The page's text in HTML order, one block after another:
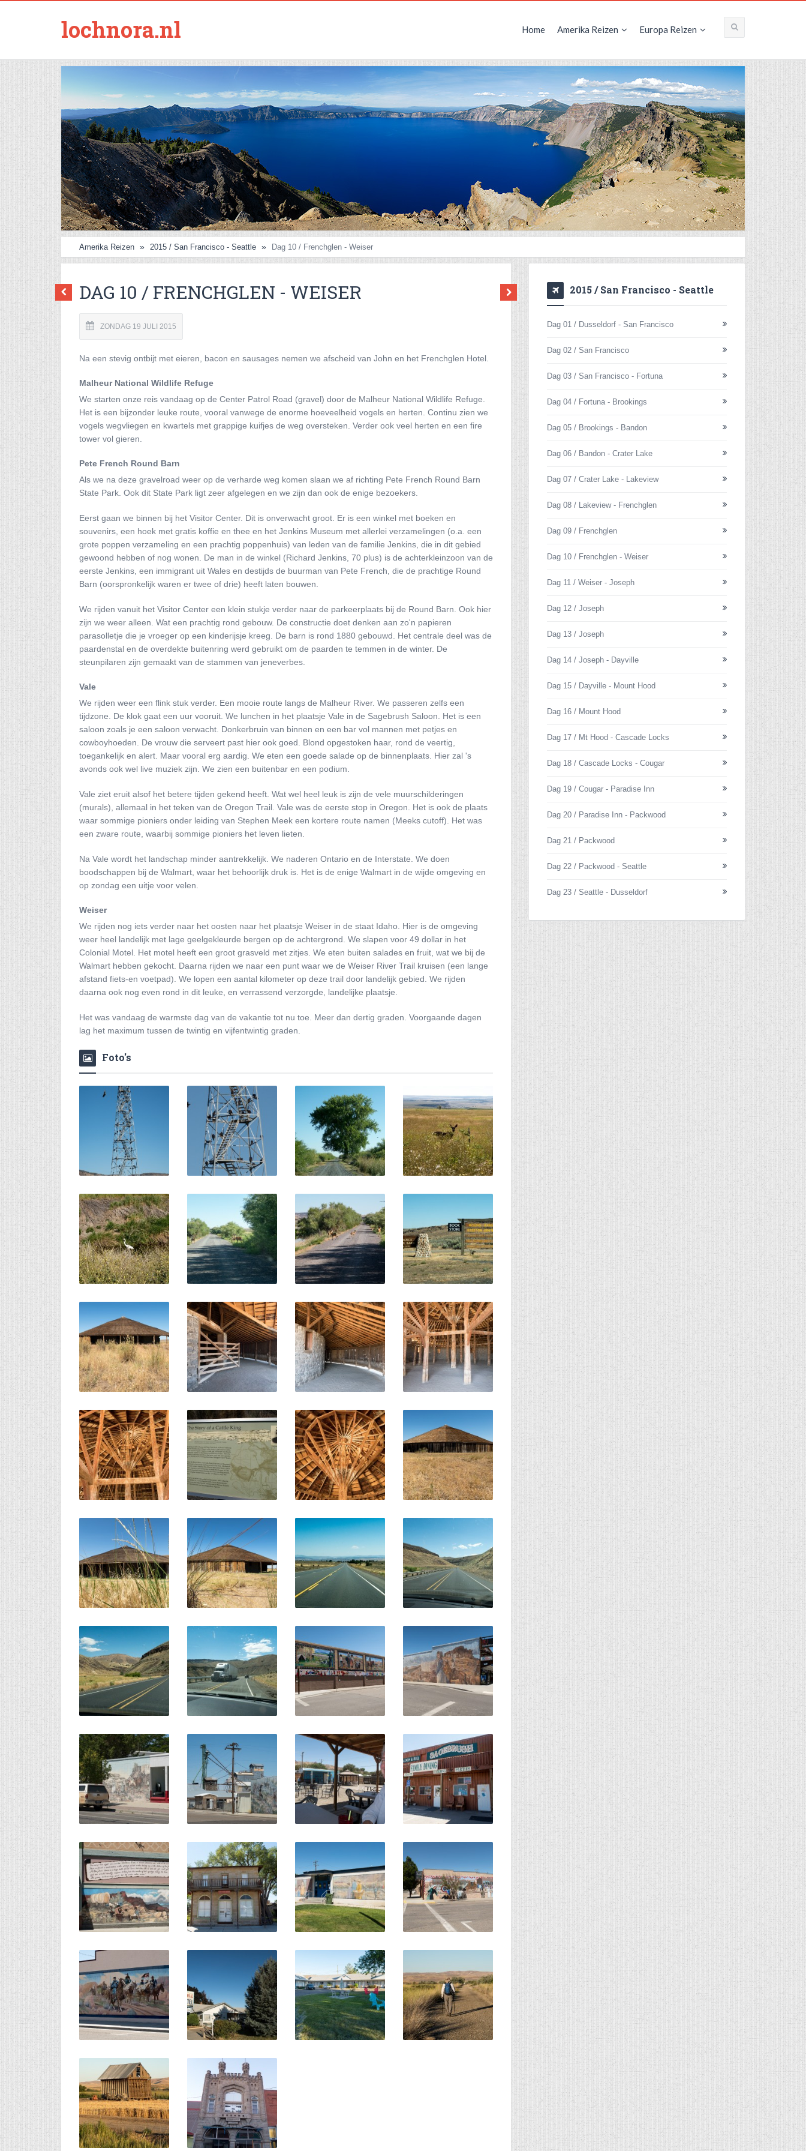
lochnora.nl Home Amerika Reizen Europa Reizen
Amerika Reizen 2015 / San Francisco - Seattle Dag 10 / Frenchglen - Weiser
DAG 10 / FRENCHGLEN - WEISER
ZONDAG 19 JULI 2015
Na een stevig ontbijt met eieren, bacon en sausages nemen we afscheid van John en het Frenchglen Hotel.
Malheur National Wildlife Refuge
We starten onze reis vandaag op de Center Patrol Road (gravel) door de Malheur National Wildlife Refuge.
Het is een bijzonder leuke route, vooral vanwege de enorme hoeveelheid vogels en herten. Continu zien we
vogels wegvliegen en kwartels met grappige kuifjes de weg oversteken. Verder ook veel herten en een fire
tower vol gieren.
Pete French Round Barn
Als we na deze gravelroad weer op de verharde weg komen slaan we af richting Pete French Round Barn
State Park. Ook dit State Park ligt zeer afgelegen en we zijn dan ook de enige bezoekers.
Eerst gaan we binnen bij het Visitor Center. Dit is onverwacht groot. Er is een winkel met boeken en
souvenirs, een hoek met gratis koffie en thee en het Jenkins Museum met allerlei verzamelingen (o.a. een
grote poppen verzameling en een prachtig poppenhuis) van leden van de familie Jenkins, die in dit gebied
gewoond hebben of nog wonen. De man in de winkel (Richard Jenkins, 70 plus) is de achterkleinzoon van de
eerste Jenkins, een immigrant uit Wales en destijds de buurman van Pete French, die de prachtige Round
Barn (oorspronkelijk waren er twee of drie) heeft laten bouwen.
We rijden vanuit het Visitor Center een klein stukje verder naar de parkeerplaats bij de Round Barn. Ook hier
zijn we weer alleen. Wat een prachtig rond gebouw. De constructie doet denken aan zo'n papieren
parasolletje die je vroeger op een kinderijsje kreeg. De barn is rond 1880 gebouwd. Het centrale deel was de
paardenstal en de overdekte buitenring werd gebruikt om de paarden te temmen in de winter. De
steunpilaren zijn gemaakt van de stammen van jeneverbes.
Vale
We rijden weer een flink stuk verder. Een mooie route langs de Malheur River. We passeren zelfs een
tijdzone. De klok gaat een uur vooruit. We lunchen in het plaatsje Vale in de Sagebrush Saloon. Het is een
saloon zoals je een saloon verwacht. Donkerbruin van binnen en een bar vol mannen met petjes en
cowboyhoeden. De vrouw die serveert past hier ook goed. Blond opgestoken haar, rond de veertig,
toegankelijk en alert. Maar vooral erg aardig. We eten een goede salade op de binnenplaats. Hier zal 's
avonds ook wel live muziek zijn. We zien een buitenbar en een podium.
Vale ziet eruit alsof het betere tijden gekend heeft. Wat wel heel leuk is zijn de vele muurschilderingen
(murals), allemaal in het teken van de Oregon Trail. Vale was de eerste stop in Oregon. Het is ook de plaats
waar sommige pioniers onder leiding van Stephen Meek een kortere route namen (Meeks cutoff). Het was
een zware route, waarbij sommige pioniers het leven lieten.
Na Vale wordt het landschap minder aantrekkelijk. We naderen Ontario en de Interstate. We doen
boodschappen bij de Walmart, waar het behoorlijk druk is. Het is de enige Walmart in de wijde omgeving en
op zondag een uitje voor velen.
Weiser
We rijden nog iets verder naar het oosten naar het plaatsje Weiser in de staat Idaho. Hier is de omgeving
weer heel landelijk met lage geelgekleurde bergen op de achtergrond. We slapen voor 49 dollar in het
Colonial Motel. Het motel heeft een groot grasveld met zitjes. We eten buiten salades en fruit, wat we bij de
Walmart hebben gekocht. Daarna rijden we naar een punt waar we de Weiser River Trail kruisen (een lange
afstand fiets-en voetpad). We lopen een aantal kilometer op deze trail door landelijk gebied. We rijden
daarna ook nog even rond in dit leuke, en verrassend verzorgde, landelijke plaatsje.
Het was vandaag de warmste dag van de vakantie tot nu toe. Meer dan dertig graden. Voorgaande dagen
lag het maximum tussen de twintig en vijfentwintig graden.
Foto's
2015 / San Francisco - Seattle
Dag 01 / Dusseldorf - San Francisco
Dag 02 / San Francisco
Dag 03 / San Francisco - Fortuna
Dag 04 / Fortuna - Brookings
Dag 05 / Brookings - Bandon
Dag 06 / Bandon - Crater Lake
Dag 07 / Crater Lake - Lakeview
Dag 08 / Lakeview - Frenchglen
Dag 09 / Frenchglen
Dag 10 / Frenchglen - Weiser
Dag 11 / Weiser - Joseph
Dag 12 / Joseph
Dag 13 / Joseph
Dag 14 / Joseph - Dayville
Dag 15 / Dayville - Mount Hood
Dag 16 / Mount Hood
Dag 17 / Mt Hood - Cascade Locks
Dag 18 / Cascade Locks - Cougar
Dag 19 / Cougar - Paradise Inn
Dag 20 / Paradise Inn - Packwood
Dag 21 / Packwood
Dag 22 / Packwood - Seattle
Dag 23 / Seattle - Dusseldorf